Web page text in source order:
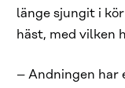
länge sjungit i
häst, med vilken
– Andningen har